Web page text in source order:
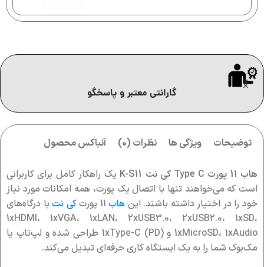
گارانتی معتبر و پاسخگو
توضیحات ویژگی ها نظرات (0) آنباکس محصول
هاب 11 پورت Type C کی نت K-S11
یک راهکار کامل برای کاربرانی
است که می‌خواهند تنها با اتصال یک پورت، همه امکانات مورد نیاز
خود را در اختیار داشته باشند. این هاب11 پورت کی نتبا درگاه‌های
1xHDMI، 1xVGA، 1xLAN، 2xUSB3.0، 2xUSB2.0، 1xSD،
1xMicroSD، 1xAudio و 1xType-C (PD) طراحی شده و لپ‌تاپ یا
مک‌بوک شما را به یک ایستگاه کاری حرفه‌ای تبدیل می‌کند.